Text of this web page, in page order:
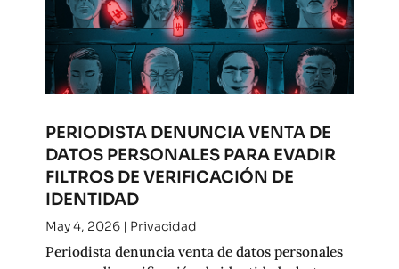
PERIODISTA DENUNCIA VENTA DE
DATOS PERSONALES PARA EVADIR
FILTROS DE VERIFICACIÓN DE
IDENTIDAD
May 4, 2026| Privacidad
Periodista denuncia venta de datos personales